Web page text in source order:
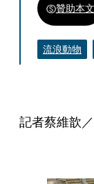
贊助本文
流浪動物
記者蔡維歆